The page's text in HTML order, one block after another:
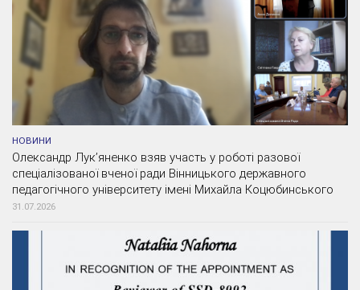
НОВИНИ
Олександр Лук’яненко взяв участь у роботі разової
спеціалізованої вченої ради Вінницького державного
педагогічного університету імені Михайла Коцюбинського
31.07.2026